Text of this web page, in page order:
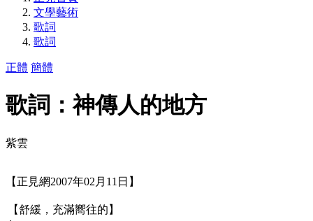
文學藝術
歌詞
歌詞
正體 簡體
歌詞：神傳人的地方
紫雲
【正見網2007年02月11日】
【舒緩，充滿嚮往的】